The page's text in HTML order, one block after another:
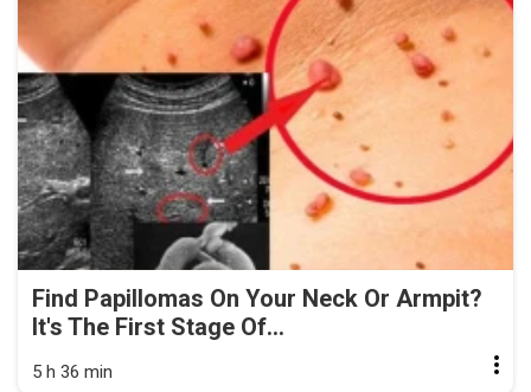
Find Papillomas On Your Neck Or Armpit?
It's The First Stage Of...
5 h 36 min